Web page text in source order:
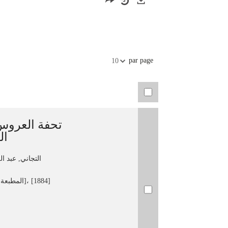
10 par page
تحفة
التجاني,
[القاهرة] : [المطبعة العامرية]، [1884]